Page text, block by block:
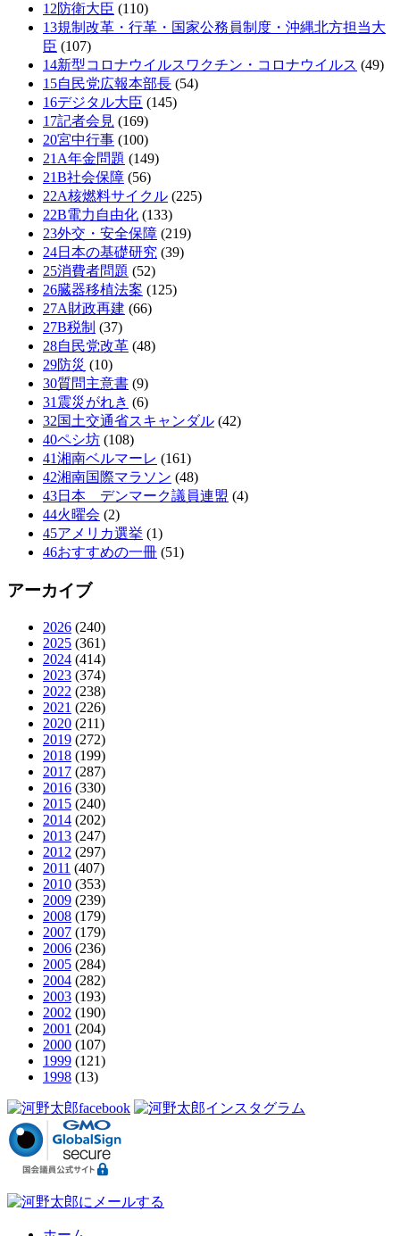
12防衛大臣 (110)
13規制改革・行革・国家公務員制度・沖縄北方担当大
臣 (107)
14新型コロナウイルスワクチン・コロナウイルス (49)
15自民党広報本部長 (54)
16デジタル大臣 (145)
17記者会見 (169)
20宮中行事 (100)
21A年金問題 (149)
21B社会保障 (56)
22A核燃料サイクル (225)
22B電力自由化 (133)
23外交・安全保障 (219)
24日本の基礎研究 (39)
25消費者問題 (52)
26臓器移植法案 (125)
27A財政再建 (66)
27B税制 (37)
28自民党改革 (48)
29防災 (10)
30質問主意書 (9)
31震災がれき (6)
32国土交通省スキャンダル (42)
40ペシ坊 (108)
41湘南ベルマーレ (161)
42湘南国際マラソン (48)
43日本 デンマーク議員連盟 (4)
44火曜会 (2)
45アメリカ選挙 (1)
46おすすめの一冊 (51)
アーカイブ
2026 (240)
2025 (361)
2024 (414)
2023 (374)
2022 (238)
2021 (226)
2020 (211)
2019 (272)
2018 (199)
2017 (287)
2016 (330)
2015 (240)
2014 (202)
2013 (247)
2012 (297)
2011 (407)
2010 (353)
2009 (239)
2008 (179)
2007 (179)
2006 (236)
2005 (284)
2004 (282)
2003 (193)
2002 (190)
2001 (204)
2000 (107)
1999 (121)
1998 (13)